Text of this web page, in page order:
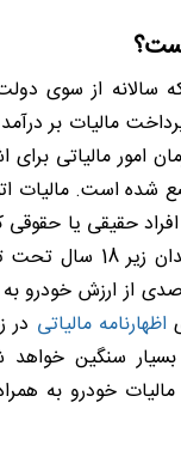
سالانه از سوی
مالیات بر
سازمان امور
حقیقی یا
از ارزش خودرو
اظهارنامه‌ مالیاتی در
سنگین
خودرو به